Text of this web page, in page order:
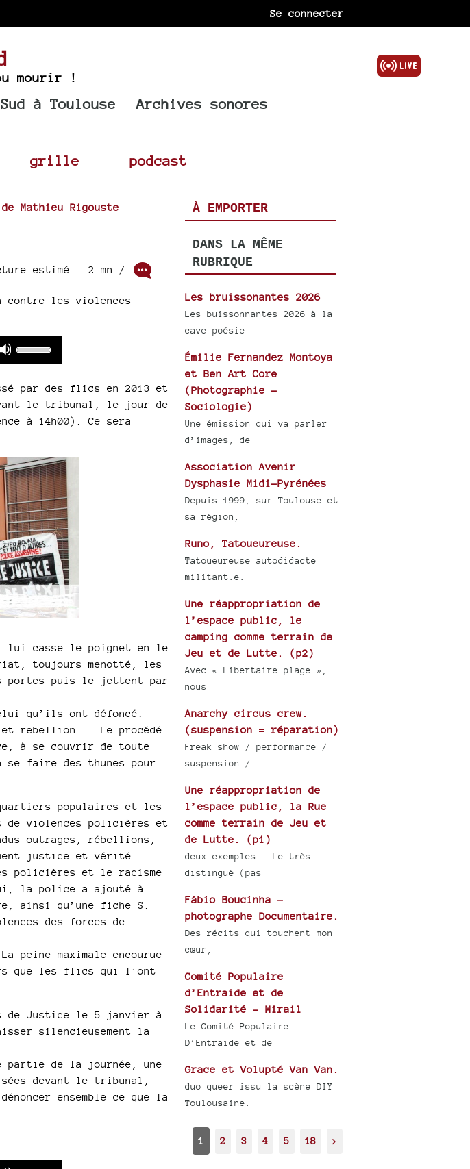
Se connecter
mourir !
à Toulouse Archives sonores
grille podcast
Mathieu Rigouste
estimé : 2 mn /
contre les violences
keys
to
increase
decrease
volume.
par des flics en 2013 et
le tribunal, le jour de
à 14h00). Ce sera
lui casse le poignet en le
toujours menotté, les
portes puis le jettent par
qu’ils ont défoncé.
et rebellion... Le procédé
à se couvrir de toute
se faire des thunes pour
populaires et les
de violences policières et
outrages, rébellions,
justice et vérité.
policières et le racisme
la police a ajouté à
ainsi qu’une fiche S.
des forces de
maximale encourue
que les flics qui l’ont
de Justice le 5 janvier à
silencieusement la
partie de la journée, une
devant le tribunal,
ensemble ce que la
À EMPORTER
DANS LA MÊME
RUBRIQUE
Les bruissonantes 2026
Les buissonnantes 2026 à la
cave poésie
Émilie Fernandez Montoya
et Ben Art Core
(Photographie -
Sociologie)
Une émission qui va parler
d’images, de
Association Avenir
Dysphasie Midi-Pyrénées
Depuis 1999, sur Toulouse et
sa région,
Runo, Tatoueureuse.
Tatoueureuse autodidacte
militant.e.
Une réappropriation de
l’espace public, le
camping comme terrain de
Jeu et de Lutte. (p2)
Avec « Libertaire plage »,
nous
Anarchy circus crew.
(suspension = réparation)
Freak show / performance /
suspension /
Une réappropriation de
l’espace public, la Rue
comme terrain de Jeu et
de Lutte. (p1)
deux exemples : Le très
distingué (pas
Fábio Boucinha -
photographe Documentaire.
Des récits qui touchent mon
cœur,
Comité Populaire
d’Entraide et de
Solidarité - Mirail
Le Comité Populaire
D’Entraide et de
Grace et Volupté Van Van.
duo queer issu la scène DIY
Toulousaine.
1 2 3 4 5 18 >